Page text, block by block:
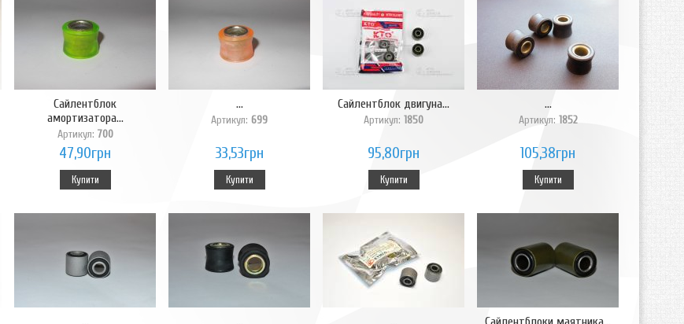
Сайлентблок
амортизатора...
Артикул: 700
47,90грн
Купити
...
Артикул: 699
33,53грн
Купити
Сайлентблок двигуна...
Артикул: 1850
95,80грн
Купити
...
Артикул: 1852
105,38грн
Купити